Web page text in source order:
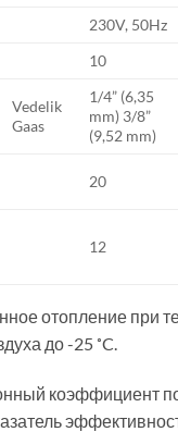
230V, 50Hz
10
Vedelik
Gaas
1/4” (6,35
mm) 3/8”
(9,52 mm)
20
12
отопление при
до -25 ˚C.
коэффициент